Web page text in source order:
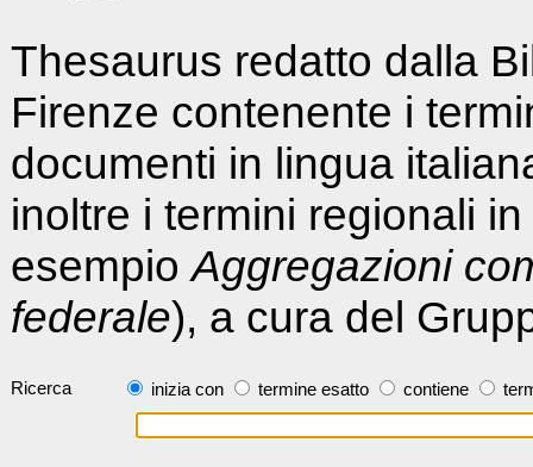
Thesaurus redatto dalla
Firenze contenente i
documenti in lingua
inoltre i termini regionali
esempioAggregazioni
federale), a cura del
Ricerca inizia con termine esatto contiene